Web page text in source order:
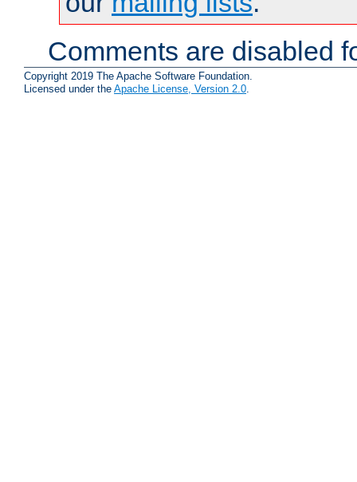
Comments are disabled
Copyright 2019 The Apache Software Foundation.
Licensed under the Apache License, Version 2.0